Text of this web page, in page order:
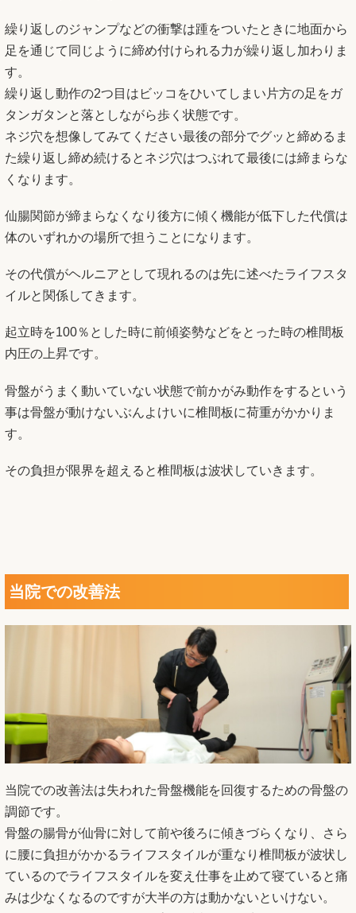
繰り返しのジャンプなどの衝撃は踵をついたときに地面から
足を通じて同じように締め付けられる力が繰り返し加わりま
す。
繰り返し動作の2つ目はビッコをひいてしまい片方の足をガ
タンガタンと落としながら歩く状態です。
ネジ穴を想像してみてください最後の部分でグッと締めるま
た繰り返し締め続けるとネジ穴はつぶれて最後には締まらな
くなります。
仙腸関節が締まらなくなり後方に傾く機能が低下した代償は
体のいずれかの場所で担うことになります。
その代償がヘルニアとして現れるのは先に述べたライフスタ
イルと関係してきます。
起立時を100％とした時に前傾姿勢などをとった時の椎間板
内圧の上昇です。
骨盤がうまく動いていない状態で前かがみ動作をするという
事は骨盤が動けないぶんよけいに椎間板に荷重がかかりま
す。
その負担が限界を超えると椎間板は波状していきます。
当院での改善法
当院での改善法は失われた骨盤機能を回復するための骨盤の
調節です。
骨盤の腸骨が仙骨に対して前や後ろに傾きづらくなり、さら
に腰に負担がかかるライフスタイルが重なり椎間板が波状し
ているのでライフスタイルを変え仕事を止めて寝ていると痛
みは少なくなるのですが大半の方は動かないといけない。